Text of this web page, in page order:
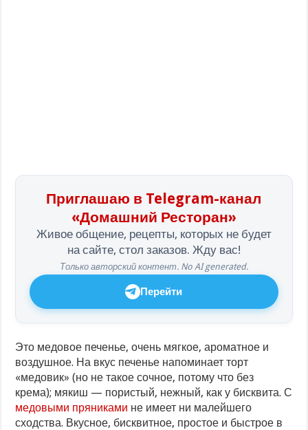
Приглашаю в Telegram-канал
«Домашний Ресторан»
Живое общение, рецепты, которых не будет
на сайте, стол заказов. Жду вас!
Только авторский контент. No AI generated.
Перейти
Это медовое печенье, очень мягкое, ароматное и
воздушное. На вкус печенье напоминает торт
«медовик» (но не такое сочное, потому что без
крема); мякиш — пористый, нежный, как у бисквита. С
медовыми пряниками не имеет ни малейшего
сходства. Вкусное, бисквитное, простое и быстрое в